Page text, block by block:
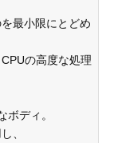
最小限にとどめ
の高度な処理
ディ。
、